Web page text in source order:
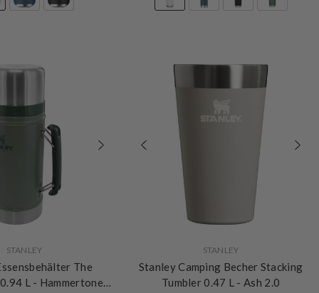
STANLEY
The
L - Hammertone
STANLEY
Stanley Camping Becher Stacking
Tumbler 0.47 L - Ash 2.0